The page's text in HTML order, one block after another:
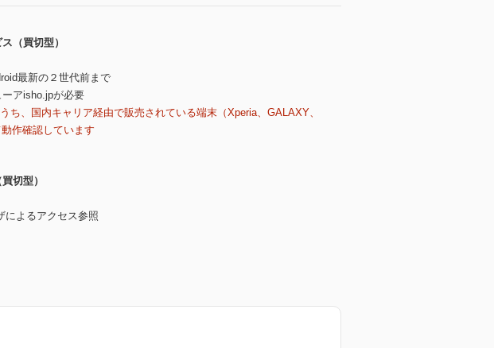
（買切型）
最新の２世代前まで
アisho.jpが必要
ち、国内キャリア経由で販売されている端末（Xperia、GALAXY、
作確認しています
切型）
よるアクセス参照